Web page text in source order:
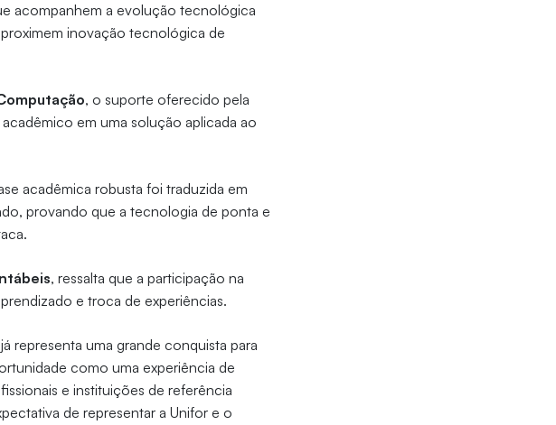
acompanhem a evolução tecnológica
inovação tecnológica de
, o suporte oferecido pela
em uma solução aplicada ao
acadêmica robusta foi traduzida em
provando que a tecnologia de ponta e
, ressalta que a participação na
e troca de experiências.
representa uma grande conquista para
como uma experiência de
e instituições de referência
de representar a Unifor e o